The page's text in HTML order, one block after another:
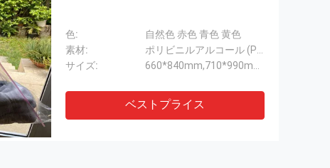
色:
自然色 赤色 青色 黄色
素材:
サイズ:
ベストプライス